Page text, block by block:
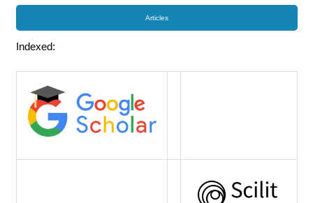
Articles
Indexed: